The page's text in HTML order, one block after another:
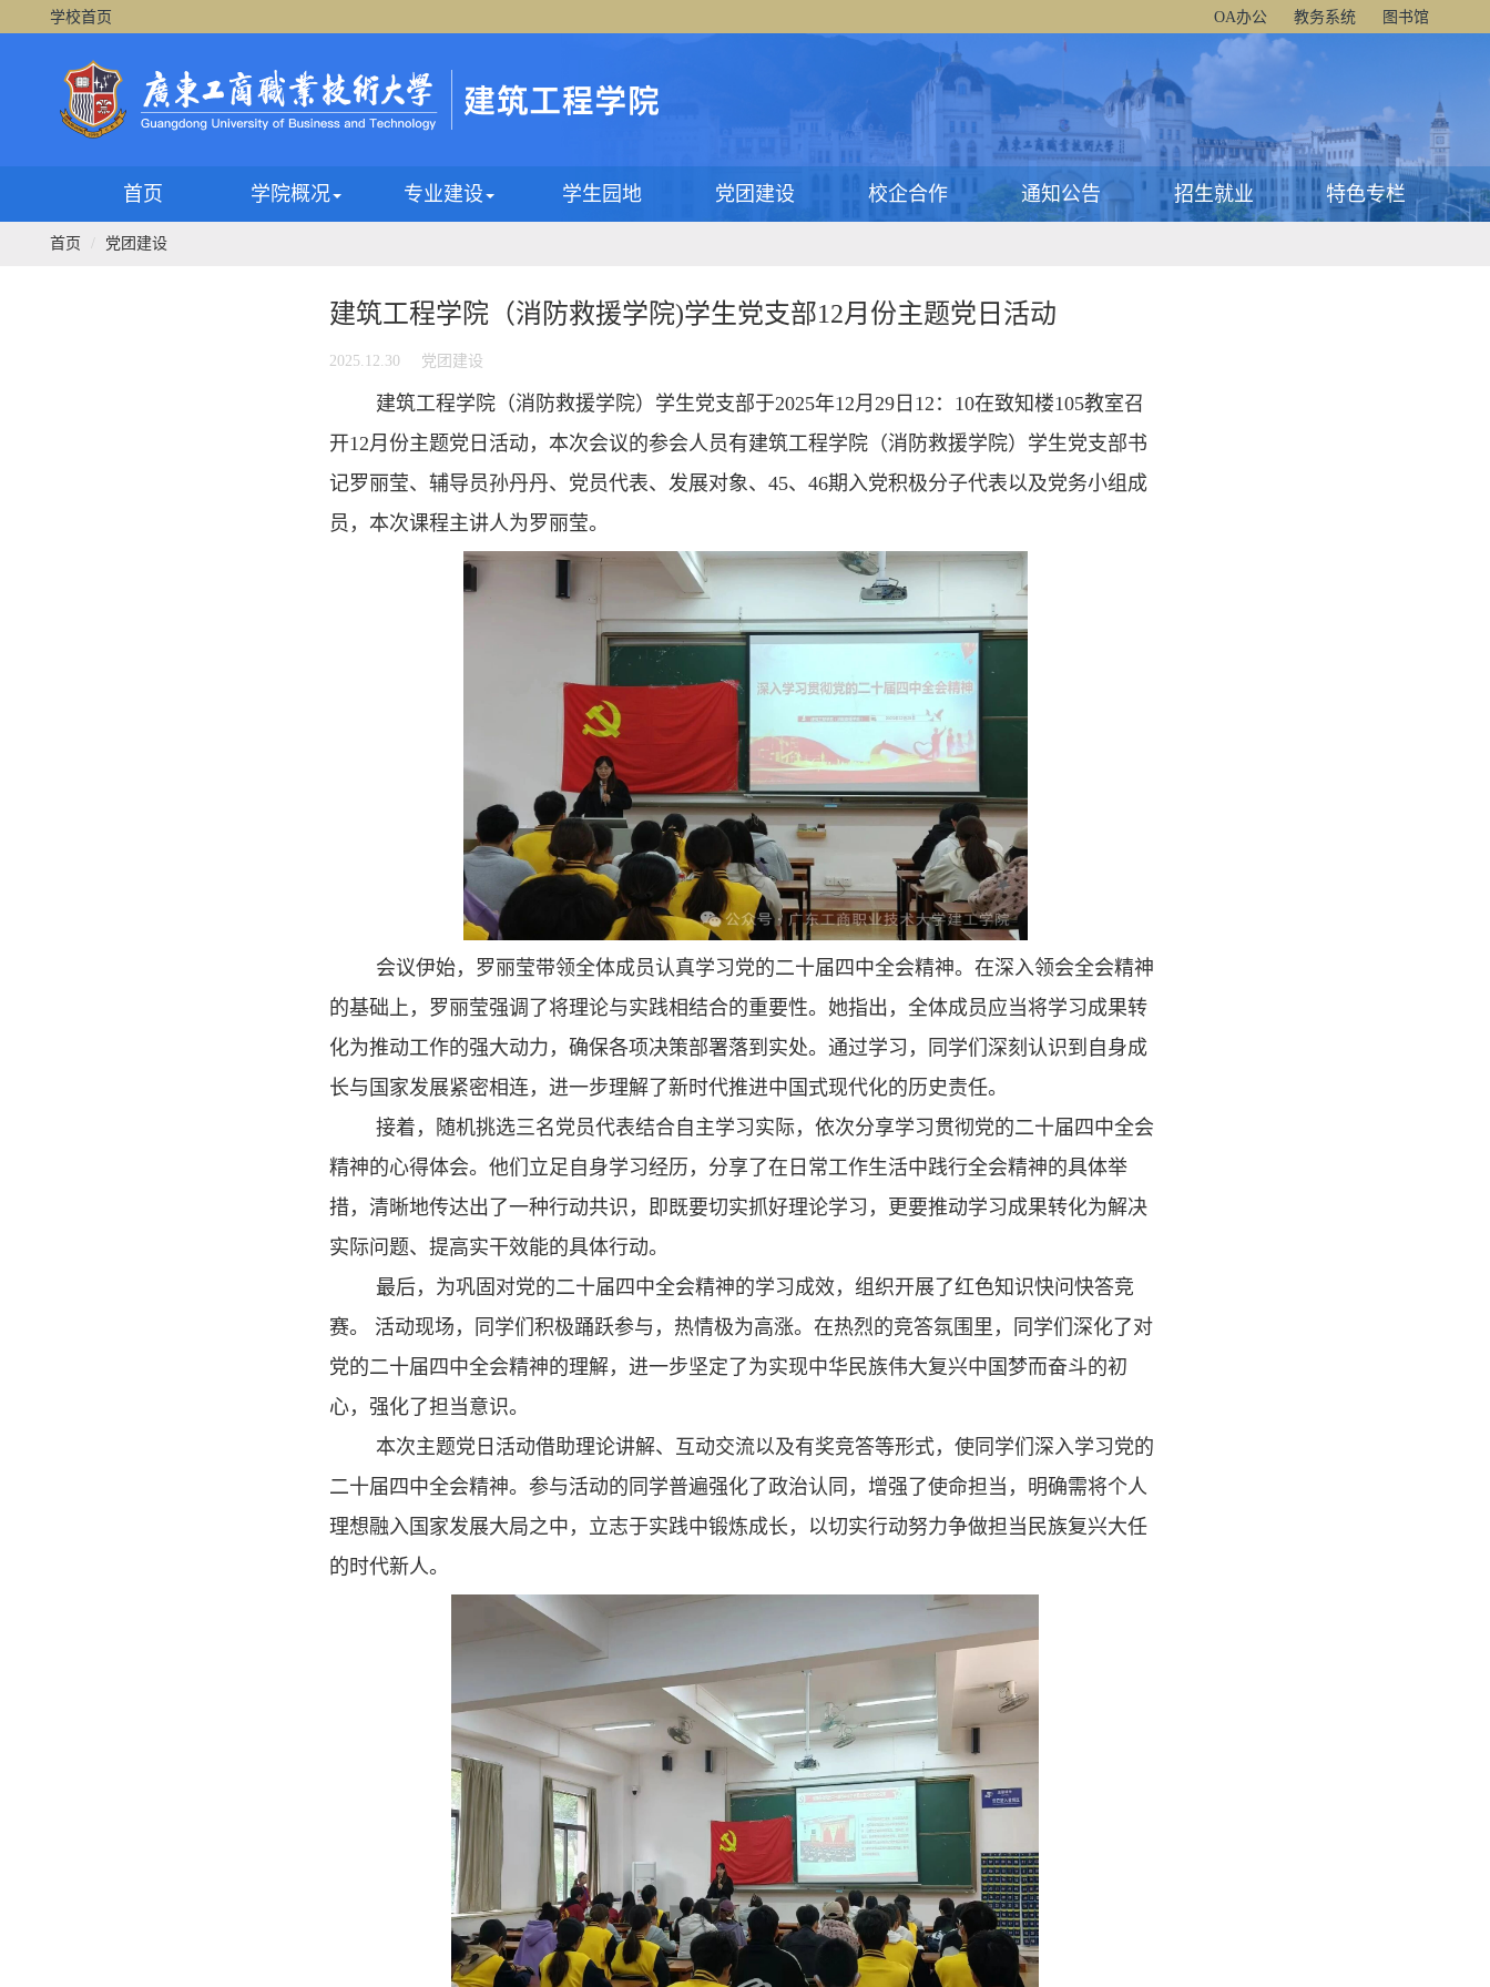
学校首页 OA办公 教务系统 图书馆
首页 学院概况 专业建设 学生园地 党团建设 校企合作 通知公告 招生就业 特色专栏
首页 党团建设
建筑工程学院（消防救援学院)学生党支部12月份主题党日活动
2025.12.30 党团建设
建筑工程学院（消防救援学院）学生党支部于2025年12月29日12：10在致知楼105教室召
开12月份主题党日活动，本次会议的参会人员有建筑工程学院（消防救援学院）学生党支部书
记罗丽莹、辅导员孙丹丹、党员代表、发展对象、45、46期入党积极分子代表以及党务小组成
员，本次课程主讲人为罗丽莹。
会议伊始，罗丽莹带领全体成员认真学习党的二十届四中全会精神。在深入领会全会精神
的基础上，罗丽莹强调了将理论与实践相结合的重要性。她指出，全体成员应当将学习成果转
化为推动工作的强大动力，确保各项决策部署落到实处。通过学习，同学们深刻认识到自身成
长与国家发展紧密相连，进一步理解了新时代推进中国式现代化的历史责任。
接着，随机挑选三名党员代表结合自主学习实际，依次分享学习贯彻党的二十届四中全会
精神的心得体会。他们立足自身学习经历，分享了在日常工作生活中践行全会精神的具体举
措，清晰地传达出了一种行动共识，即既要切实抓好理论学习，更要推动学习成果转化为解决
实际问题、提高实干效能的具体行动。
最后，为巩固对党的二十届四中全会精神的学习成效，组织开展了红色知识快问快答竞
赛。 活动现场，同学们积极踊跃参与，热情极为高涨。在热烈的竞答氛围里，同学们深化了对
党的二十届四中全会精神的理解，进一步坚定了为实现中华民族伟大复兴中国梦而奋斗的初
心，强化了担当意识。
本次主题党日活动借助理论讲解、互动交流以及有奖竞答等形式，使同学们深入学习党的
二十届四中全会精神。参与活动的同学普遍强化了政治认同，增强了使命担当，明确需将个人
理想融入国家发展大局之中，立志于实践中锻炼成长，以切实行动努力争做担当民族复兴大任
的时代新人。